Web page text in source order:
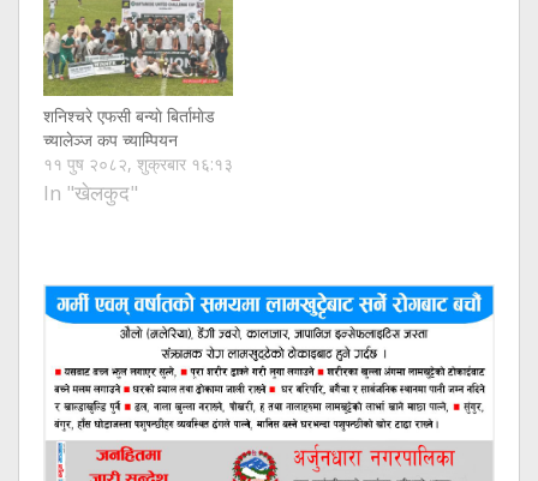
शनिश्चरे एफसी बन्याे बिर्तामाेड
च्यालेञ्ज कप च्याम्पियन
११ पुष २०८२, शुक्रबार १६:१३
In "खेलकुद"